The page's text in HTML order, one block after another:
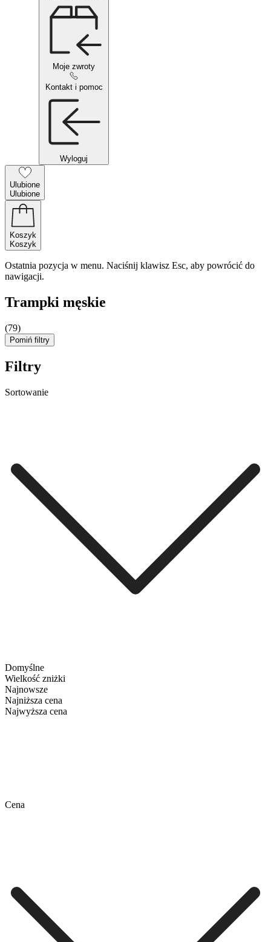
Moje zwroty
Kontakt i pomoc
Wyloguj
Ulubione
Ulubione
Koszyk
Koszyk
Ostatnia pozycja w menu. Naciśnij klawisz Esc, aby powrócić do
nawigacji.
Trampki męskie
(79)
Pomiń filtry
Filtry
Sortowanie
Domyślne
Wielkość zniżki
Najnowsze
Najniższa cena
Najwyższa cena
Cena